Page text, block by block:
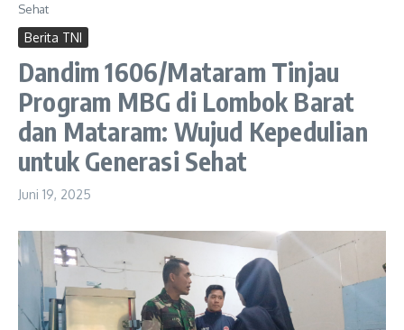
Sehat
Berita TNI
Dandim 1606/Mataram Tinjau
Program MBG di Lombok Barat
dan Mataram: Wujud Kepedulian
untuk Generasi Sehat
Juni 19, 2025